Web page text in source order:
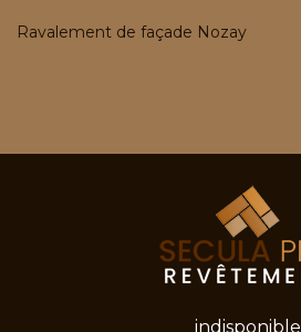
Ravalement de façade Nozay
indisponible